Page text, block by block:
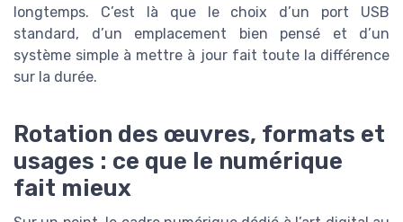
longtemps. C’est là que le choix d’un port USB
standard, d’un emplacement bien pensé et d’un
système simple à mettre à jour fait toute la différence
sur la durée.
Rotation des œuvres, formats et
usages : ce que le numérique
fait mieux